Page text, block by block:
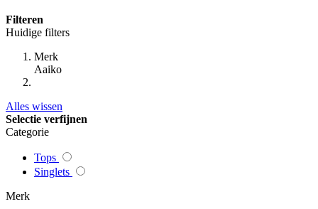
Filteren
Huidige filters
Merk
Aaiko
Alles wissen
Selectie verfijnen
Categorie
Tops
Singlets
Merk